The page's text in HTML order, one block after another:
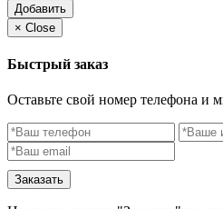
Добавить
× Close
Быстрый заказ
Оставьте свой номер телефона и
Заказать